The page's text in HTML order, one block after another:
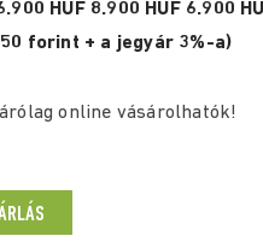
HUF 8.900 HUF 6.900
forint + a jegyár 3%-a)
online vásárolhatók!